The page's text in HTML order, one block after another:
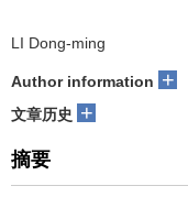
LI Dong-ming
Author information +
文章历史 +
摘要